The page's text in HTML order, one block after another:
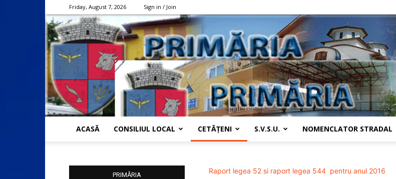
Friday, August 7, 2026 Sign in / Join
ACASĂ CONSILIUL LOCAL CETĂȚENI S.V.S.U. NOMENCLATOR STRADAL
PRIMĂRIA Raport legea 52 si raport legea 544 pentru anul 2016